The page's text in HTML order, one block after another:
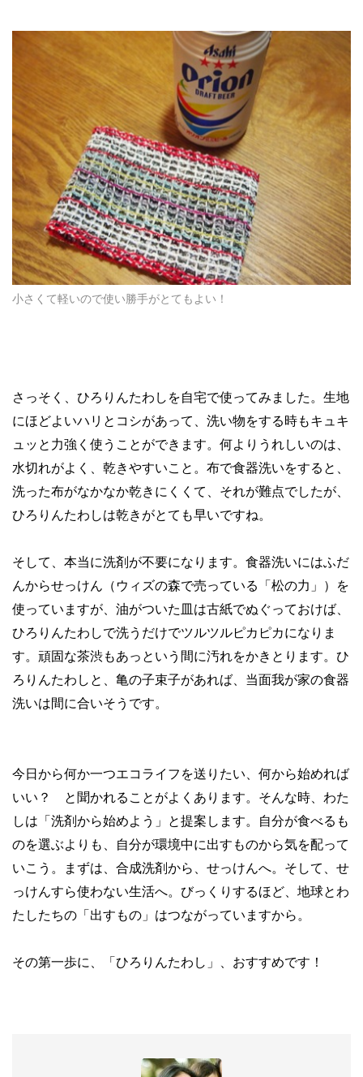
小さくて軽いので使い勝手がとてもよい！
さっそく、ひろりんたわしを自宅で使ってみました。生地
にほどよいハリとコシがあって、洗い物をする時もキュキ
ュッと力強く使うことができます。何よりうれしいのは、
水切れがよく、乾きやすいこと。布で食器洗いをすると、
洗った布がなかなか乾きにくくて、それが難点でしたが、
ひろりんたわしは乾きがとても早いですね。
そして、本当に洗剤が不要になります。食器洗いにはふだ
んからせっけん（ウィズの森で売っている「松の力」）を
使っていますが、油がついた皿は古紙でぬぐっておけば、
ひろりんたわしで洗うだけでツルツルピカピカになりま
す。頑固な茶渋もあっという間に汚れをかきとります。ひ
ろりんたわしと、亀の子束子があれば、当面我が家の食器
洗いは間に合いそうです。
今日から何か一つエコライフを送りたい、何から始めれば
いい？ と聞かれることがよくあります。そんな時、わた
しは「洗剤から始めよう」と提案します。自分が食べるも
のを選ぶよりも、自分が環境中に出すものから気を配って
いこう。まずは、合成洗剤から、せっけんへ。そして、せ
っけんすら使わない生活へ。びっくりするほど、地球とわ
たしたちの「出すもの」はつながっていますから。
その第一歩に、「ひろりんたわし」、おすすめです！